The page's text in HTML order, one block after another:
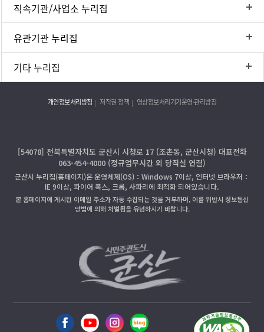
직속기관/사업소 누리집
유관기관 누리집
기타 누리집
개인정보처리방침 저작권 정책 영상정보처리기기운영·관리방침
[54078] 전북특별자치도 군산시 시청로 17 (조촌동, 군산시청) 대표전화
063-454-4000 (정규업무시간 외 당직실 연결)
군산시 누리집(홈페이지)은 운영체제(OS)：Windows 7이상, 인터넷 브라우저：
IE 9이상, 파이어 폭스, 크롬, 사파리에 최적화 되어있습니다.
본 홈페이지에 게시된 이메일 주소가 자동 수집되는 것을 거부하며, 이를 위반시 정보통신
망법에 의해 처벌됨을 유념하시기 바랍니다.